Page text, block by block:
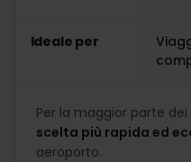
Ideale per
Per la maggior parte
scelta più rapida ed
aeroporto.